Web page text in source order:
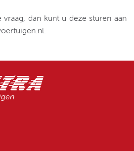
dan kunt u deze sturen aan
.